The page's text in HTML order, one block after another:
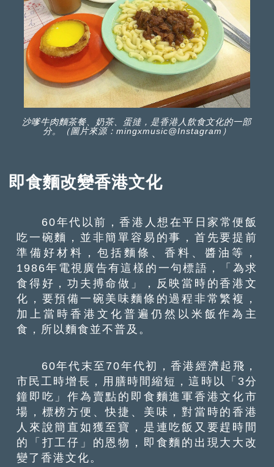
沙嗲牛肉麵茶餐、奶茶、蛋撻，是香港人飲食文化的一部
分。（圖片來源：mingxmusic@Instagram）
即食麵改變香港文化
60年代以前，香港人想在平日家常便飯
吃一碗麵，並非簡單容易的事，首先要提前
準備好材料，包括麵條、香料、醬油等，
1986年電視廣告有這樣的一句標語，「為求
食得好，功夫搏命做」，反映當時的香港文
化，要預備一碗美味麵條的過程非常繁複，
加上當時香港文化普遍仍然以米飯作為主
食，所以麵食並不普及。
60年代末至70年代初，香港經濟起飛，
市民工時增長，用膳時間縮短，這時以「3分
鐘即吃」作為賣點的即食麵進軍香港文化市
場，標榜方便、快捷、美味，對當時的香港
人來說簡直如獲至寶，是連吃飯又要趕時間
的「打工仔」的恩物，即食麵的出現大大改
變了香港文化。